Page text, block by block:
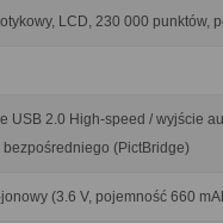
LCD, 230 000 punktów,
USB 2.0 High-speed / wyjście
bezpośredniego (PictBridge)
(3.6 V, pojemność 660